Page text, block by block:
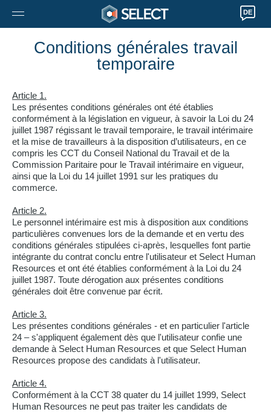
DE
Conditions générales travail
temporaire
Article 1.
Les présentes conditions générales ont été établies
conformément à la législation en vigueur, à savoir la Loi du 24
juillet 1987 régissant le travail temporaire, le travail intérimaire
et la mise de travailleurs à la disposition d’utilisateurs, en ce
compris les CCT du Conseil National du Travail et de la
Commission Paritaire pour le Travail intérimaire en vigueur,
ainsi que la Loi du 14 juillet 1991 sur les pratiques du
commerce.
Article 2.
Le personnel intérimaire est mis à disposition aux conditions
particulières convenues lors de la demande et en vertu des
conditions générales stipulées ci-après, lesquelles font partie
intégrante du contrat conclu entre l'utilisateur et Select Human
Resources et ont été établies conformément à la Loi du 24
juillet 1987. Toute dérogation aux présentes conditions
générales doit être convenue par écrit.
Article 3.
Les présentes conditions générales - et en particulier l'article
24 – s'appliquent également dès que l'utilisateur confie une
demande à Select Human Resources et que Select Human
Resources propose des candidats à l'utilisateur.
Article 4.
Conformément à la CCT 38 quater du 14 juillet 1999, Select
Human Resources ne peut pas traiter les candidats de